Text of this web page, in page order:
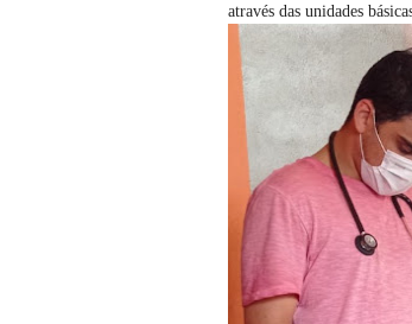
através das unidades